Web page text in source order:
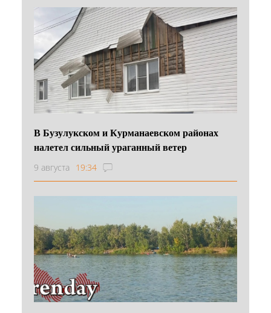
В Бузулукском и Курманаевском районах
налетел сильный ураганный ветер
9 августа 19:34